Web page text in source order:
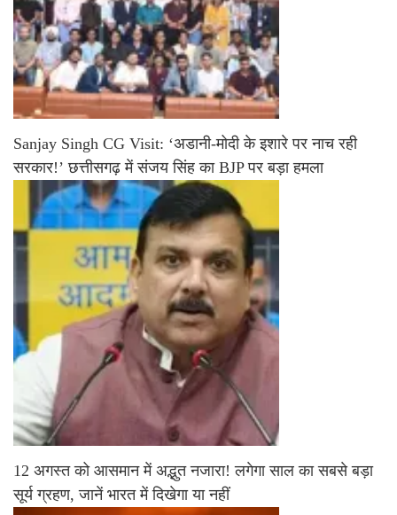
Sanjay Singh CG Visit: ‘अडानी-मोदी के इशारे पर नाच रही
सरकार!’ छत्तीसगढ़ में संजय सिंह का BJP पर बड़ा हमला
12 अगस्त को आसमान में अद्भुत नजारा! लगेगा साल का सबसे बड़ा
सूर्य ग्रहण, जानें भारत में दिखेगा या नहीं